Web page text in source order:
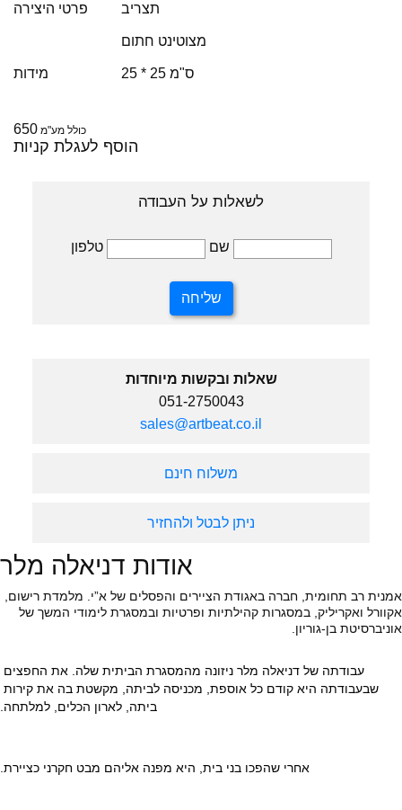
פרטי היצירה תצריב
מצוטינט חתום
מידות 25 * 25 ס"מ
650 כולל מע"מ
הוסף לעגלת קניות
לשאלות על העבודה
שם
שאלות ובקשות מיוחדות
051-2750043
sales@artbeat.co.il
משלוח חינם
ניתן לבטל ולהחזיר
אודות דניאלה מלר
אמנית רב תחומית, חברה באגודת הציירים והפסלים של א”י. מלמדת רישום,
אקוורל ואקריליק, במסגרות קהילתיות ופרטיות ובמסגרת לימודי המשך של
אוניברסיטת בן-גוריון.
ביתה, לארון הכלים, למלתחה.
אחרי שהפכו בני בית, היא מפנה אליהם מבט חקרני כציירת.